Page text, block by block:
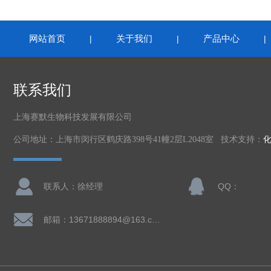
网站首页 | 关于我们 | 产品中心 |
联系我们
上海赛默生物科技发展有限公司
公司地址：上海市闵行区鹤庆路398号41幢2层L2048室 技术支持：
联系人：徐经理 QQ：